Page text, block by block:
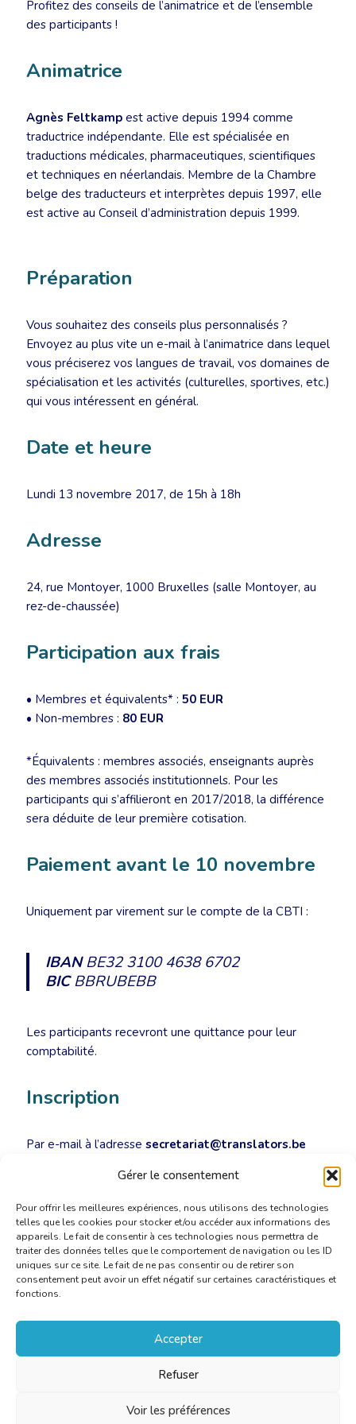
Gérer le consentement
Pour offrir les meilleures expériences, nous utilisons des technologies
telles que les cookies pour stocker et/ou accéder aux informations des
appareils. Le fait de consentir à ces technologies nous permettra de
traiter des données telles que le comportement de navigation ou les ID
uniques sur ce site. Le fait de ne pas consentir ou de retirer son
consentement peut avoir un effet négatif sur certaines caractéristiques et
fonctions.
Accepter
Refuser
Voir les préférences
Profitez des conseils de l’animatrice et de l’ensemble
des participants !
Animatrice
Agnès Feltkamp est active depuis 1994 comme
traductrice indépendante. Elle est spécialisée en
traductions médicales, pharmaceutiques, scientifiques
et techniques en néerlandais. Membre de la Chambre
belge des traducteurs et interprètes depuis 1997, elle
est active au Conseil d’administration depuis 1999.
Préparation
Vous souhaitez des conseils plus personnalisés ?
Envoyez au plus vite un e-mail à l’animatrice dans lequel
vous préciserez vos langues de travail, vos domaines de
spécialisation et les activités (culturelles, sportives, etc.)
qui vous intéressent en général.
Date et heure
Lundi 13 novembre 2017, de 15h à 18h
Adresse
24, rue Montoyer, 1000 Bruxelles (salle Montoyer, au
rez-de-chaussée)
Participation aux frais
• Membres et équivalents* : 50 EUR
• Non-membres : 80 EUR
*Équivalents : membres associés, enseignants auprès
des membres associés institutionnels. Pour les
participants qui s’affilieront en 2017/2018, la différence
sera déduite de leur première cotisation.
Paiement avant le 10 novembre
Uniquement par virement sur le compte de la CBTI :
IBANBE32 3100 4638 6702
BICBBRUBEBB
Les participants recevront une quittance pour leur
comptabilité.
Inscription
Par e-mail à l’adresse secretariat@translators.be